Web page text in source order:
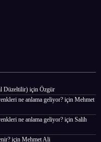
Düzeltilir) için Özgür
ne anlama geliyor? için Mehmet
ne anlama geliyor? için Salih
için Mehmet Ali